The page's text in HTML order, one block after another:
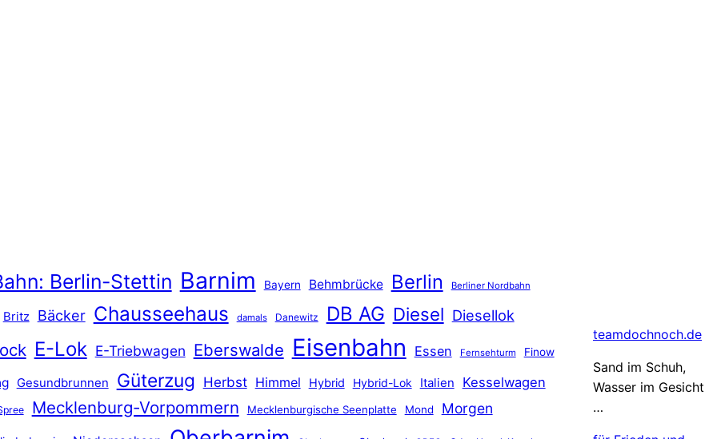
Berlin-Stettin Barnim Bayern Behmbrücke Berlin Berliner Nordbahn
Britz Bäcker Chausseehaus damals Danewitz DB AG Diesel Diesellok
E-Lok E-Triebwagen Eberswalde Eisenbahn Essen Fernsehturm Finow
Gesundbrunnen Güterzug Herbst Himmel Hybrid Hybrid-Lok Italien Kesselwagen
Mecklenburg-Vorpommern Mecklenburgische Seenplatte Mond Morgen
teamdochnoch.de
Sand im Schuh,
Wasser im Gesicht
…